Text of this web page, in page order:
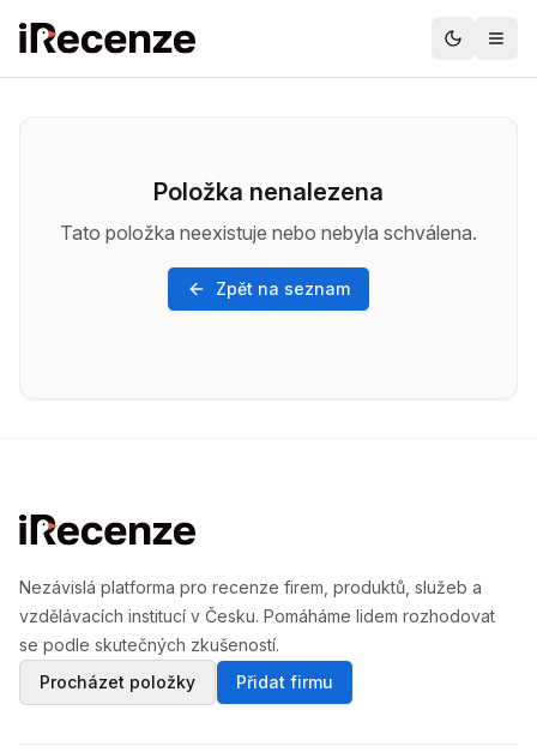
Položka nenalezena
Tato položka neexistuje nebo nebyla schválena.
Zpět na seznam
Nezávislá platforma pro recenze firem, produktů, služeb a
vzdělávacích institucí v Česku. Pomáháme lidem rozhodovat
se podle skutečných zkušeností.
Procházet položky
Přidat firmu